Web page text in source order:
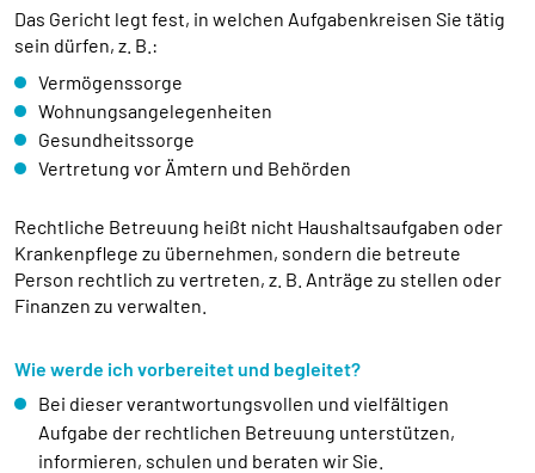
Das Gericht legt fest, in welchen Aufgabenkreisen Sie tätig
sein dürfen, z. B.:
Vermögenssorge
Wohnungsangelegenheiten
Gesundheitssorge
Vertretung vor Ämtern und Behörden
Rechtliche Betreuung heißt nicht Haushaltsaufgaben oder
Krankenpflege zu übernehmen, sondern die betreute
Person rechtlich zu vertreten, z. B. Anträge zu stellen oder
Finanzen zu verwalten.
Wie werde ich vorbereitet und begleitet?
Bei dieser verantwortungsvollen und vielfältigen
Aufgabe der rechtlichen Betreuung unterstützen,
informieren, schulen und beraten wir Sie.